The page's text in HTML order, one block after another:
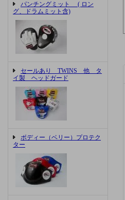
パンチングミット ( ロン
グ、ドラムミット含)
セールあり TWINS 他 タ
イ製 ヘッドガード
ボディー（ベリー）プロテク
ター